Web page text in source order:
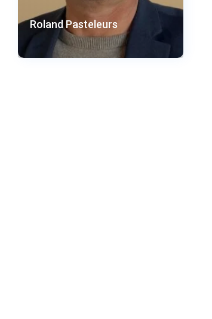
Roland Pasteleurs